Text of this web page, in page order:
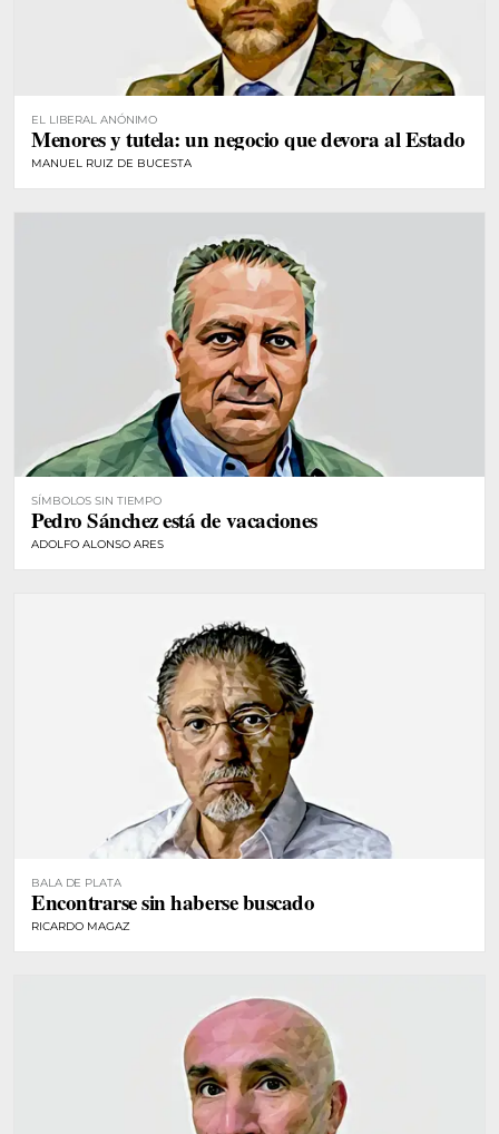
EL LIBERAL ANÓNIMO
Menores y tutela: un negocio que devora al Estado
MANUEL RUIZ DE BUCESTA
SÍMBOLOS SIN TIEMPO
Pedro Sánchez está de vacaciones
ADOLFO ALONSO ARES
BALA DE PLATA
Encontrarse sin haberse buscado
RICARDO MAGAZ